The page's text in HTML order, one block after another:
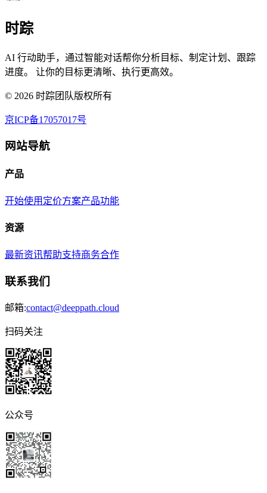
时踪
AI 行动助手，通过智能对话帮你分析目标、制定计划、跟踪
进度。 让你的目标更清晰、执行更高效。
© 2026 时踪团队版权所有
京ICP备17057017号
网站导航
产品
开始使用 定价方案产品功能
资源
最新资讯帮助支持商务合作
联系我们
邮箱:contact@deeppath.cloud
扫码关注
公众号